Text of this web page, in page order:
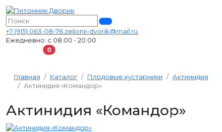
+7 (915) 063-08-76 zelionii-dvorik@mail.ru
Ежедневно: с 08.00 - 20.00
0В корзину
Главная Каталог Плодовые кустарники
Актинидия
Актинидия «Командор»
Актинидия «Командор»